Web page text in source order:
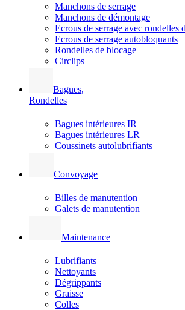
Manchons de serrage
Manchons de démontage
Ecrous de serrage avec rondelles
Ecrous de serrage autobloquants
Rondelles de blocage
Circlips
Bagues,
Rondelles
Bagues intérieures IR
Bagues intérieures LR
Coussinets autolubrifiants
Convoyage
Billes de manutention
Galets de manutention
Maintenance
Lubrifiants
Nettoyants
Dégrippants
Graisse
Colles